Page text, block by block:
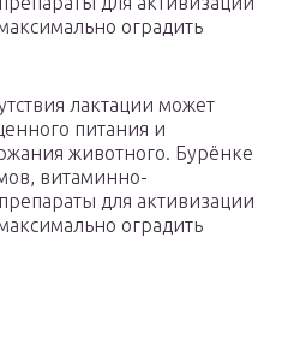
оградить
лактации может
питания и
животного. Бурёнке
витаминно-
для активизации
оградить